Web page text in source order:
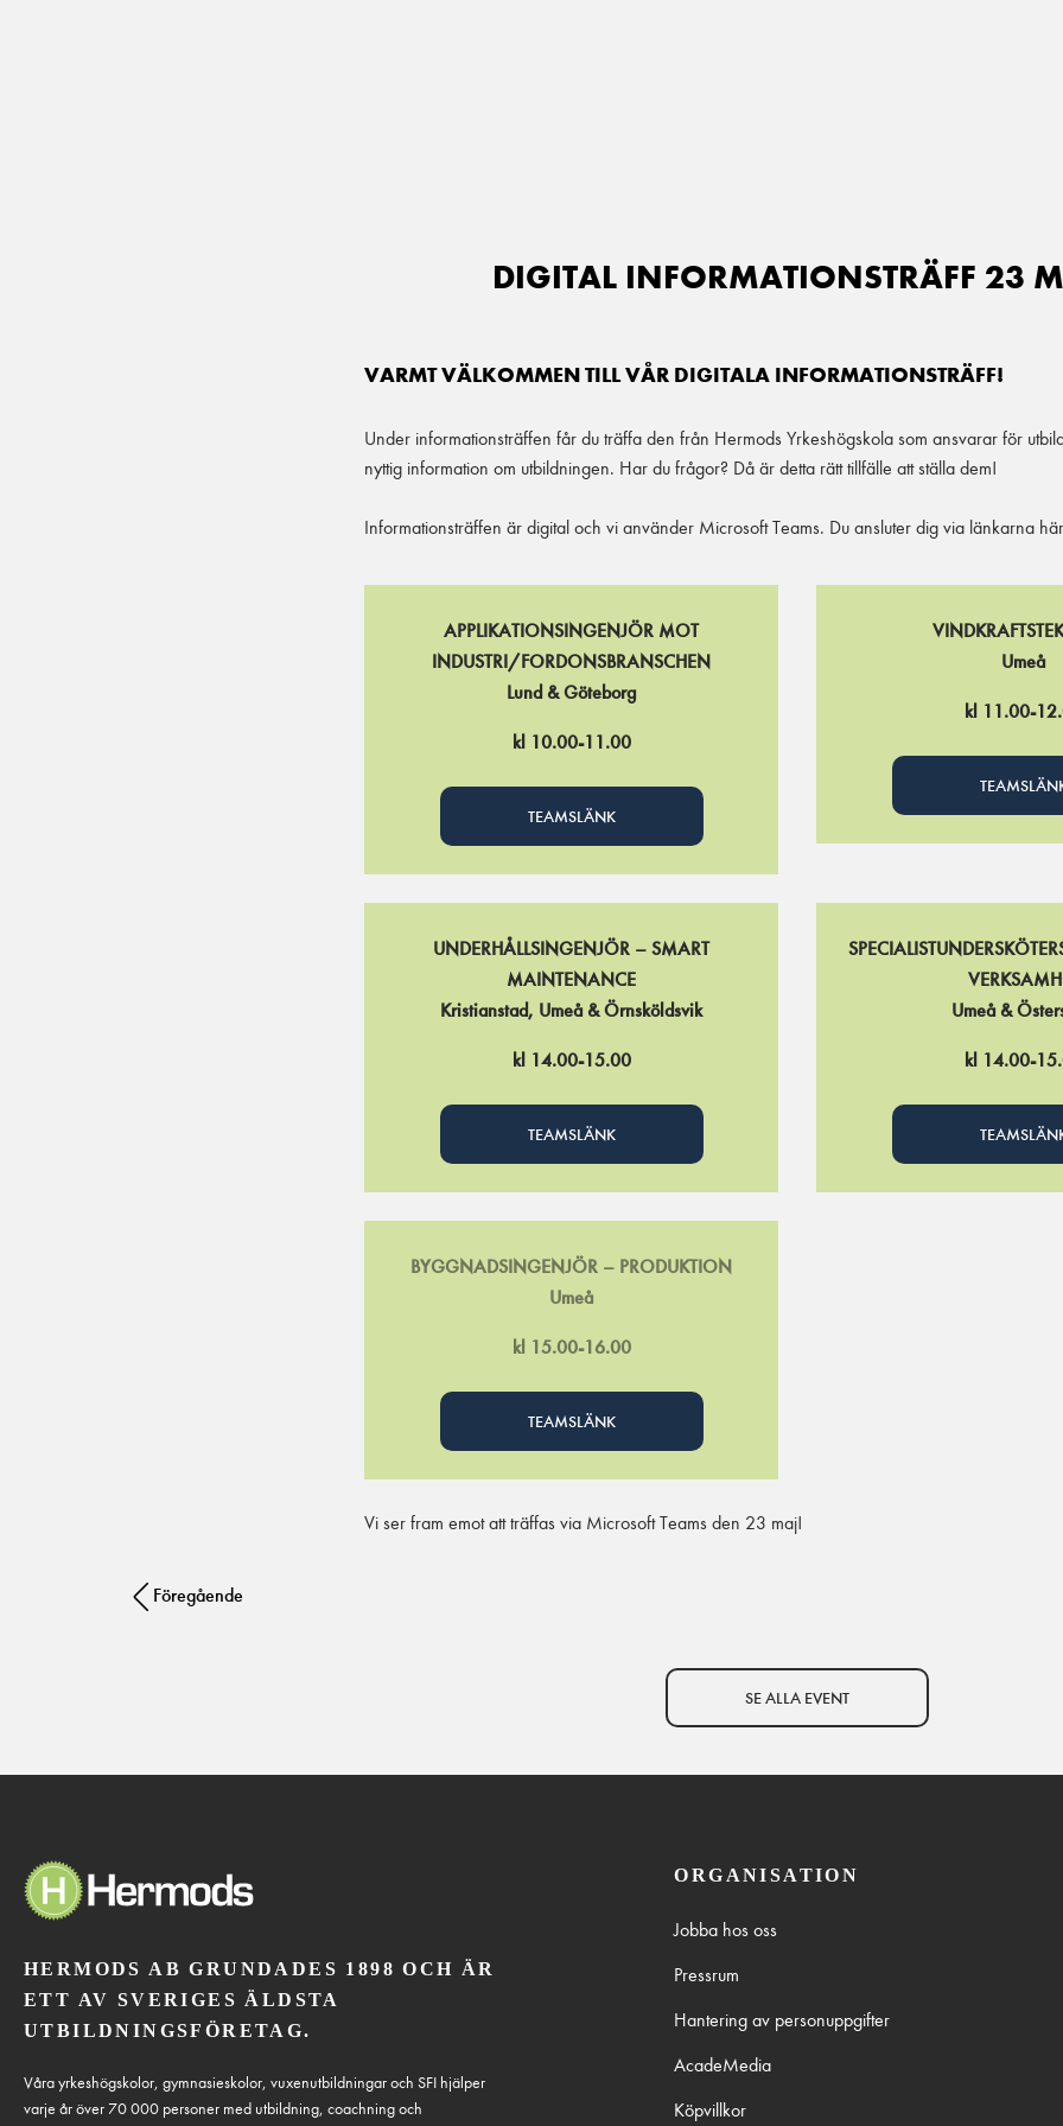
DIGITAL INFORMATIONSTRÄFF 23
VARMT VÄLKOMMEN TILL VÅR DIGITALA INFORMATIONSTRÄFF!
Under informationsträffen får du träffa den från Hermods Yrkeshögskola som ansvarar för
nyttig information om utbildningen. Har du frågor? Då är detta rätt tillfälle att ställa dem!
Informationsträffen är digital och vi använder Microsoft Teams. Du ansluter dig via länkarna
APPLIKATIONSINGENJÖR MOT
INDUSTRI/FORDONSBRANSCHEN
Lund & Göteborg
kl 10.00-11.00
TEAMSLÄNK
Umeå
kl 11.00-
UNDERHÅLLSINGENJÖR – SMART
MAINTENANCE
Kristianstad, Umeå & Örnsköldsvik
kl 14.00-15.00
TEAMSLÄNK
Umeå &
kl 14.00-
BYGGNADSINGENJÖR – PRODUKTION
Umeå
kl 15.00-16.00
TEAMSLÄNK
Vi ser fram emot att träffas via Microsoft Teams den 23 maj!
Post navigation
Föregående
SE ALLA EVENT
HERMODS AB GRUNDADES 1898 OCH ÄR
ETT AV SVERIGES ÄLDSTA
UTBILDNINGSFÖRETAG.
Våra yrkeshögskolor, gymnasieskolor, vuxenutbildningar och SFI hjälper
varje år över 70 000 personer med utbildning, coachning och
ORGANISATION
Jobba hos oss
Pressrum
Hantering av personuppgifter
AcadeMedia
Köpvillkor